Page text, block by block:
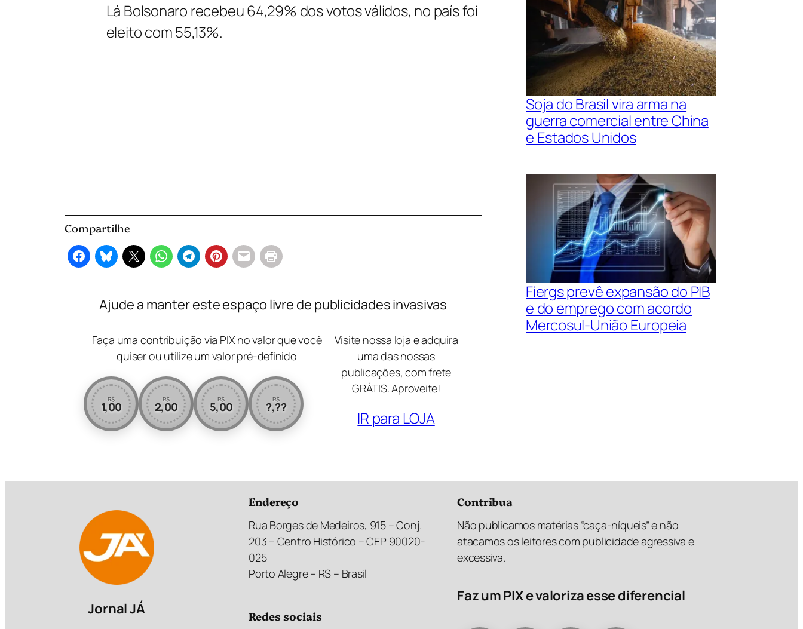
Lá Bolsonaro recebeu 64,29% dos votos válidos, no país foi
eleito com 55,13%.
Compartilhe
Ajude a manter este espaço livre de publicidades invasivas
Faça uma contribuição via PIX no valor que você
quiser ou utilize um valor pré-definido
R$
1,00
R$
2,00
R$
5,00
R$
?,??
Visite nossa loja e adquira
uma das nossas
publicações, com frete
GRÁTIS. Aproveite!
IR para LOJA
Soja do Brasil vira arma na
guerra comercial entre China
e Estados Unidos
Fiergs prevê expansão do PIB
e do emprego com acordo
Mercosul-União Europeia
Jornal JÁ
Endereço
Rua Borges de Medeiros, 915 – Conj.
203 – Centro Histórico – CEP 90020-
025
Porto Alegre – RS – Brasil
Redes sociais
Contribua
Não publicamos matérias “caça-níqueis” e não
atacamos os leitores com publicidade agressiva e
excessiva.
Faz um PIX e valoriza esse diferencial